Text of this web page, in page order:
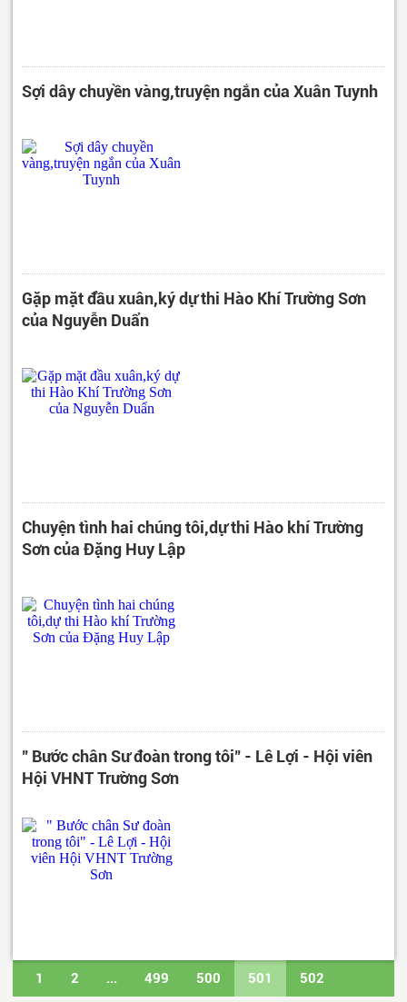
Sợi dây chuyền vàng,truyện ngắn của Xuân Tuynh
Gặp mặt đầu xuân,ký dự thi Hào Khí Trường Sơn
của Nguyễn Duẩn
Chuyện tình hai chúng tôi,dự thi Hào khí Trường
Sơn của Đặng Huy Lập
" Bước chân Sư đoàn trong tôi" - Lê Lợi - Hội viên
Hội VHNT Trường Sơn
1 2 ... 499 500 501 502